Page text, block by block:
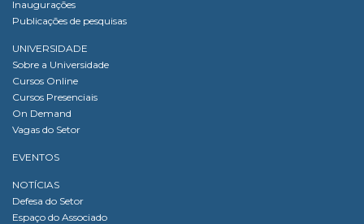
Inaugurações
Publicações de pesquisas
UNIVERSIDADE
Sobre a Universidade
Cursos Online
Cursos Presenciais
On Demand
Vagas do Setor
EVENTOS
NOTÍCIAS
Defesa do Setor
Espaço do Associado